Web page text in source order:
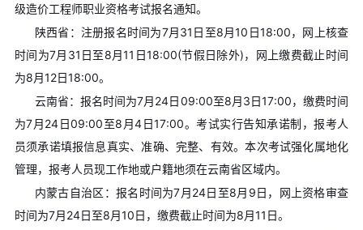
级造价工程师职业资格考试报名通知。
陕西省：注册报名时间为7月31日至8月10日18:00，网上核查
时间为7月31日至8月11日18:00(节假日除外)，网上缴费截止时间
为8月12日18:00。
云南省：报名时间为7月24日09:00至8月3日17:00，缴费时间
为7月24日09:00至8月4日17:00。考试实行告知承诺制，报考人
员须承诺填报信息真实、准确、完整、有效。本次考试强化属地化
管理，报考人员现工作地或户籍地须在云南省区域内。
内蒙古自治区：报名时间为7月24日至8月9日，网上资格审查
时间为7月24日至8月10日，缴费截止时间为8月11日。